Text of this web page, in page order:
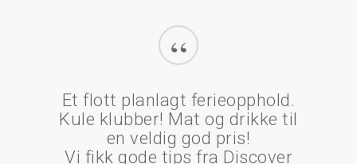
“
Et flott planlagt ferieopphold.
Kule klubber! Mat og drikke til
en veldig god pris!
Vi fikk gode tips fra Discover